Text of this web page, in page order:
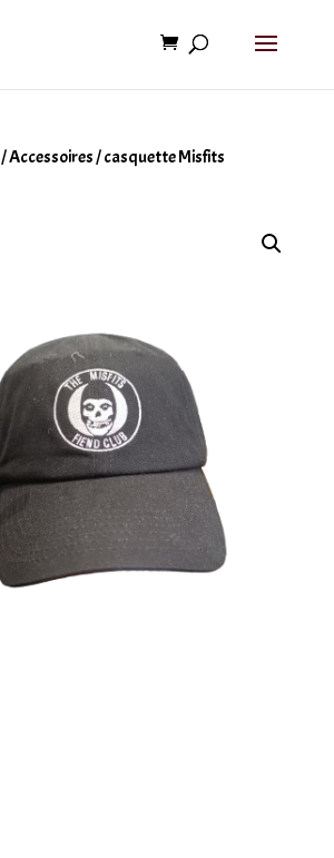
/Accessoires/ casquette Misfits